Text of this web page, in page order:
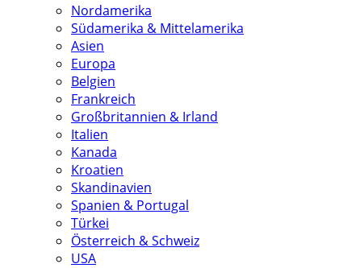
Nordamerika
Südamerika & Mittelamerika
Asien
Europa
Belgien
Frankreich
Großbritannien & Irland
Italien
Kanada
Kroatien
Skandinavien
Spanien & Portugal
Türkei
Österreich & Schweiz
USA